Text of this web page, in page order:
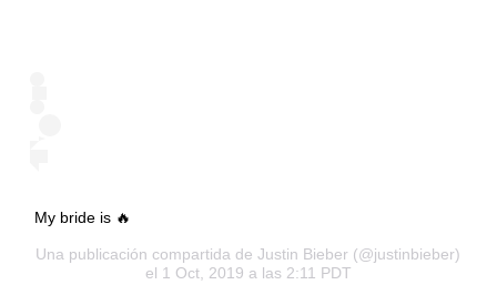
My bride is 🔥
Una publicación compartida deJustin Bieber (@justinbieber)
el 1 Oct, 2019 a las 2:11 PDT